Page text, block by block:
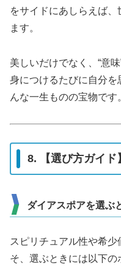
をサイドにあしらえば、
ます。
美しいだけでなく、“意
身につけるたびに自分
んな一生ものの宝物です
8. 【選び方ガイド】
ダイアスポアを選ぶ
スピリチュアル性や希
そ、選ぶときには以下の